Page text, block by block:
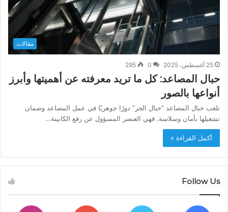
مقالات
25 أغسطس، 2025 0
295
حبال المصاعد: كل ما تريد معرفته عن أهميتها وأبرز
أنواعها بالصور
تلعب حبال المصاعد “حبال الجر” دورًا جوهريًا في عمل المصاعد وضمان
تشغيلها بأمان وسلاسة. فهي العنصر المسؤول عن رفع الكابينة…
أكمل القراءة »
Follow Us